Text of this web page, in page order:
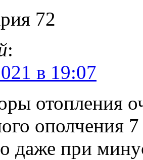
72
:
в 19:07
отопления
ополчения
даже при